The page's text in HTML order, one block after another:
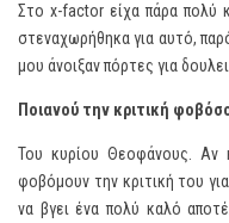
Στο x-factor είχα πάρα πολύ
στεναχωρήθηκα για αυτό,
μου άνοιξαν πόρτες για
Ποιανού την κριτική
Του κυρίου Θεοφάνους. Αν
φοβόμουν την κριτική του
να βγει ένα πολύ καλό